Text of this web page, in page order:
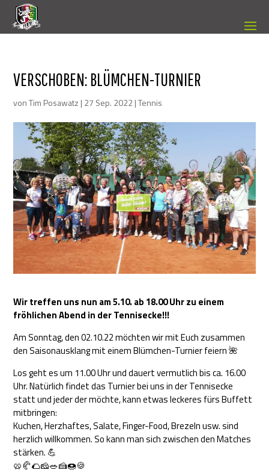
VERSCHOBEN: BLÜMCHEN-TURNIER
vonTim Posawatz | 27 Sep. 2022|Tennis
Wir treffen uns nun am 5.10. ab 18.00 Uhr zu einem
fröhlichen Abend in der Tennisecke!!!
Am Sonntag, den 02.10.22 möchten wir mit Euch zusammen
den Saisonausklang mit einem Blümchen-Turnier feiern 🌺
Los geht es um 11.00 Uhr und dauert vermutlich bis ca. 16.00
Uhr. Natürlich findet das Turnier bei uns in der Tennisecke
statt und jeder der möchte, kann etwas leckeres fürs Buffett
mitbringen:
Kuchen, Herzhaftes, Salate, Finger-Food, Brezeln usw. sind
herzlich willkommen. So kann man sich zwischen den Matches
stärken. 💪
🥨🥐🌮🧀🥗🍰🍩🍪